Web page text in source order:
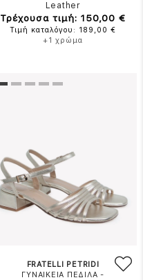
Leather
Τρέχουσα τιμή: 150,00 €
Τιμή καταλόγου: 189,00 €
+1 χρώμα
FRATELLI PETRIDI
ΓΥΝΑΙΚΕΙΑ ΠΕΔΙΛΑ -